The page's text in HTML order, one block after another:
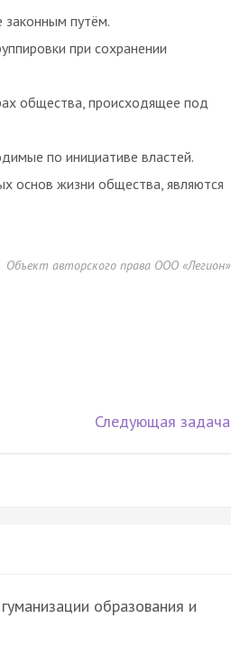
путём.
при сохранении
общества, происходящее под
по инициативе властей.
основ жизни общества, являются
Объект авторского права ООО «Легион»
Следующая задача
образования и